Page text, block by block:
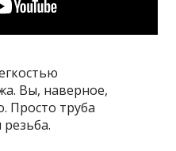
Вы, наверное,
Просто труба
резьба.